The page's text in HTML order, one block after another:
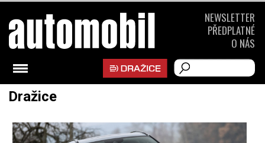
Dražice
NEWSLETTER
PŘEDPLATNÉ
O NÁS